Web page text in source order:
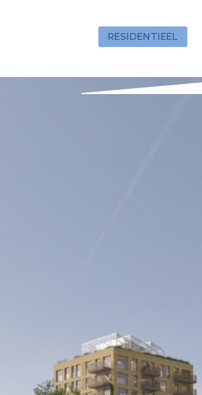
RESIDENTIEEL
recreatiepark Blaarmeersen wordt